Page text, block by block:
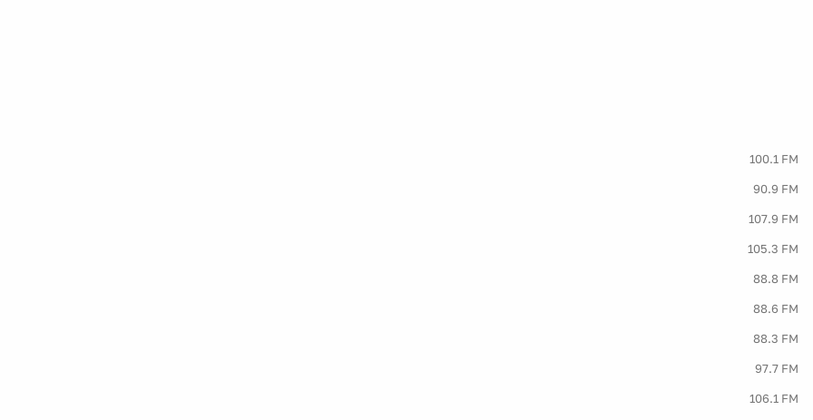
100.1 FM
90.9 FM
107.9 FM
105.3 FM
88.8 FM
88.6 FM
88.3 FM
97.7 FM
106.1 FM